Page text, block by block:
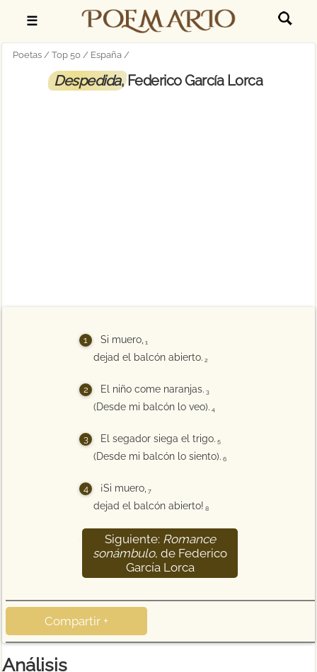
☰
Poetas Top 50 España
Despedida, Federico García Lorca
Si muero, 1
dejad el balcón abierto. 2
El niño come naranjas. 3
(Desde mi balcón lo veo). 4
El segador siega el trigo. 5
(Desde mi balcón lo siento). 6
¡Si muero, 7
dejad el balcón abierto! 8
Siguiente: Romance
sonámbulo, de Federico
García Lorca
Compartir +
Análisis